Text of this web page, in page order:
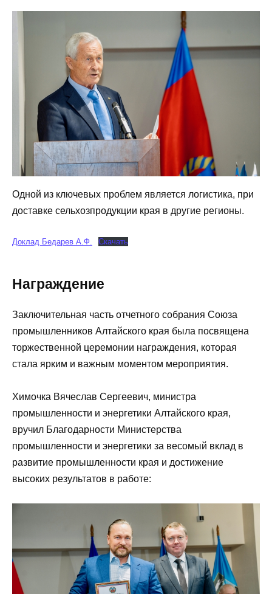
Одной из ключевых проблем является логистика, при
доставке сельхозпродукции края в другие регионы.
Доклад Бедарев А.Ф. Скачать
Награждение
Заключительная часть отчетного собрания Союза
промышленников Алтайского края была посвящена
торжественной церемонии награждения, которая
стала ярким и важным моментом мероприятия.
Химочка Вячеслав Сергеевич, министра
промышленности и энергетики Алтайского края,
вручил Благодарности Министерства
промышленности и энергетики за весомый вклад в
развитие промышленности края и достижение
высоких результатов в работе: